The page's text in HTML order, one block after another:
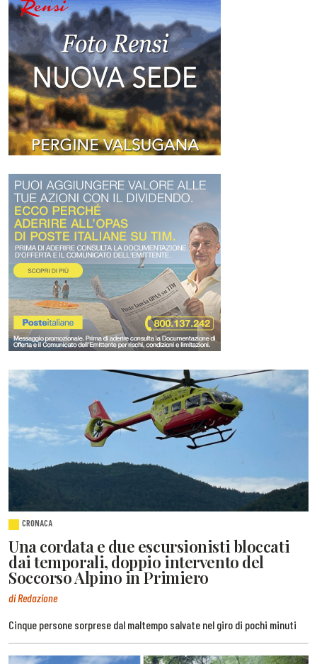
CRONACA
Una cordata e due escursionisti bloccati
dai temporali, doppio intervento del
Soccorso Alpino in Primiero
di Redazione
Cinque persone sorprese dal maltempo salvate nel giro di pochi minuti